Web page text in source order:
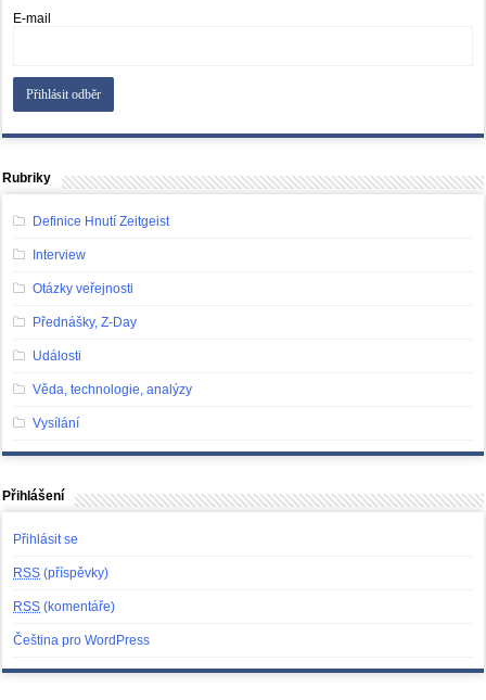
E-mail
Rubriky
Definice Hnutí Zeitgeist
Interview
Otázky veřejnosti
Přednášky, Z-Day
Události
Věda, technologie, analýzy
Vysílání
Přihlášení
Přihlásit se
RSS (příspěvky)
RSS (komentáře)
Čeština pro WordPress